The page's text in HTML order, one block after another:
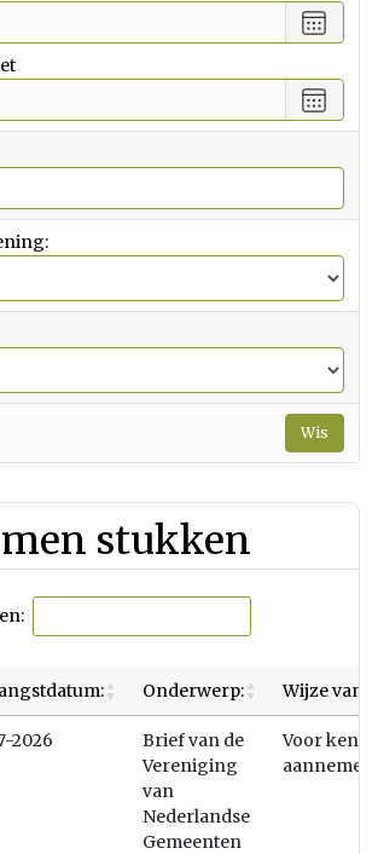
een
vanaf
een
tot
met
Wis
stukken
Onderwerp: Wijze van
2026
Brief van de
Vereniging
van
Nederlandse
Gemeenten
Voor
aannemen